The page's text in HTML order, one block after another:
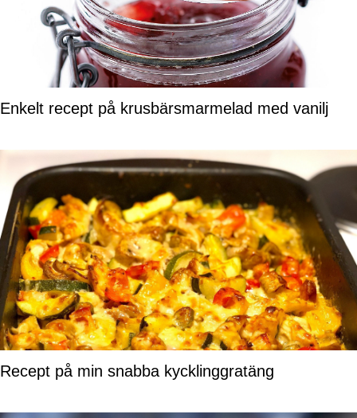
Enkelt recept på krusbärsmarmelad med vanilj
Recept på min snabba kycklinggratäng